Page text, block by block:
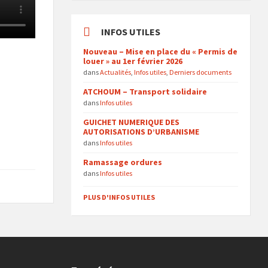
INFOS UTILES
Nouveau – Mise en place du « Permis de
louer » au 1er février 2026
dansActualités,Infos utiles,Derniers documents
ATCHOUM – Transport solidaire
dansInfos utiles
GUICHET NUMERIQUE DES
AUTORISATIONS D’URBANISME
dansInfos utiles
Ramassage ordures
dansInfos utiles
PLUS D'INFOS UTILES